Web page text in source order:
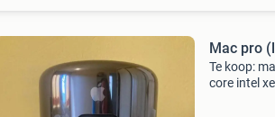
Mac pro
Te koop:
core intel